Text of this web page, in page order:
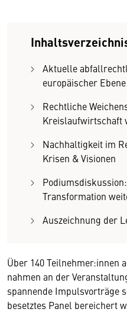
Aktuelle
europäischer Ebene
Rechtliche
Kreislaufwirtschaft
Nachhaltigkeit im
Krisen & Visionen
Transformation
Auszeichnung der
Über 140 Teilnehmer:innen
nahmen an der
spannende Impulsvorträge
besetztes Panel bereichert